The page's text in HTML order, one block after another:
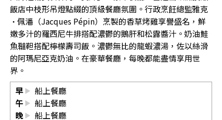
飯店中枝形吊燈點綴的頂級餐廳氛圍。行政烹飪總監雅克
·佩潘（Jacques Pépin）烹製的香草烤雞享譽盛名，鮮
嫩多汁的羅西尼牛排搭配濃鬱的鵝肝和松露醬汁。奶油鮭
魚韃靼搭配檸檬壽司飯。濃鬱無比的龍蝦濃湯，佐以絲滑
的阿瑪尼亞克奶油。在豪華餐廳，每晚都能盡情享用世
界。
早
船上餐廳
午
船上餐廳
晚
船上餐廳